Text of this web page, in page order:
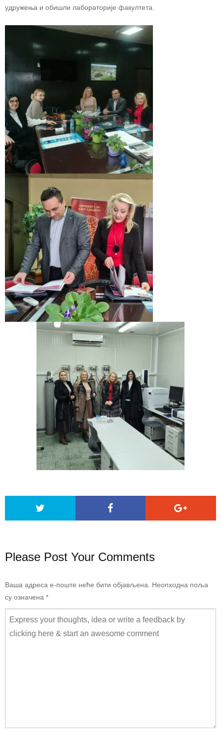
удружења и обишли лабораторије факултета.
Please Post Your Comments
Ваша адреса е-поште неће бити објављена.
Неопходна поља
су означена *